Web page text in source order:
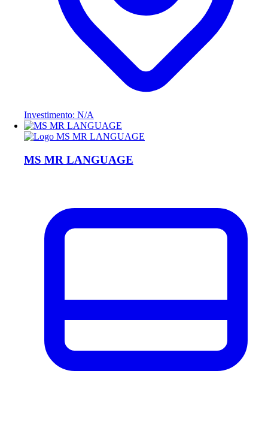
Investimento: N/A
MS MR LANGUAGE